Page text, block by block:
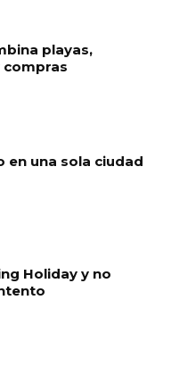
playas,
compras
en una sola ciudad
Holiday y no